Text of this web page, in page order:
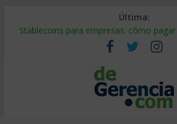
Última:
Stablecoins para empresas: cómo
Despido silencioso: qué es y por qué
IA en selección de personal: cómo
Trabajo forzoso en la cadena de
Mercado hispano de EE. UU.: cómo